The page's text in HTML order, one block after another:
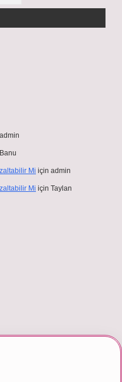
admin
Banu
Mi için admin
Mi için Taylan